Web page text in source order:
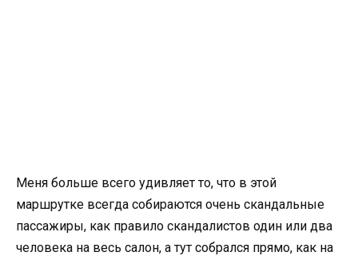
Меня больше всего удивляет то, что в этой
маршрутке всегда собираются очень скандальные
пассажиры, как правило скандалистов один или два
человека на весь салон, а тут собрался прямо, как на